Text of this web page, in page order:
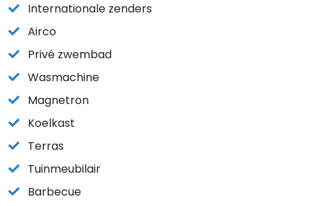
Internationale zenders
Airco
Privé zwembad
Wasmachine
Magnetron
Koelkast
Terras
Tuinmeubilair
Barbecue